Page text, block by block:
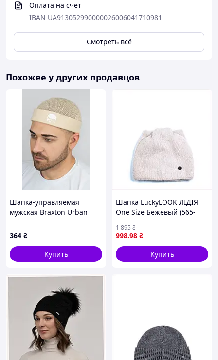
Оплата на счет
IBAN UA913052990000026006041710981
Смотреть всё
Похожее у других продавцов
Шапка-управляемая
мужская Braxton Urban
(1561)
364 ₴
Купить
Шапка LuckyLOOK ЛІДІЯ
One Size Бежевый (565-
998.98 ₴
1 895₴
Купить